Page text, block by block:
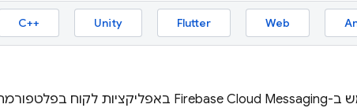
Web
Flutter
Unity
C++‎
ב-Firebase Cloud Messaging באפליקציות לקוח